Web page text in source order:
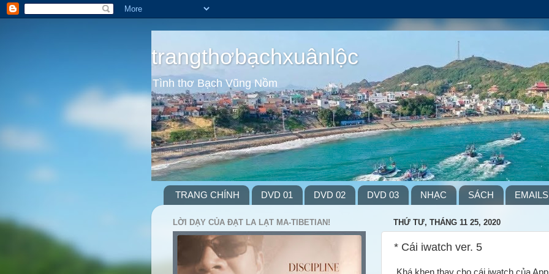
trangthơbạchxuânlộc
Tình thơ Bạch Vũng Nồm
TRANG CHÍNH DVD 01 DVD 02 DVD 03 NHẠC SÁCH EMAILS
THỨ TƯ, THÁNG 11 25, 2020
* Cái iwatch ver. 5
LỜI DẠY CỦA ĐẠT LA LẠT MA-TIBETIAN!